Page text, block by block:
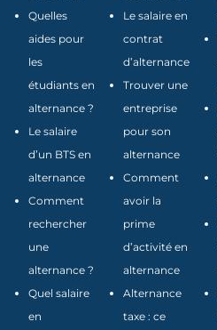
Quelles
aides pour
les
étudiants en
alternance ?
Le salaire
d’un BTS en
alternance
Comment
rechercher
une
alternance ?
Quel salaire
en
Le salaire en
contrat
d’alternance
Trouver une
entreprise
pour son
alternance
Comment
avoir la
prime
d’activité en
alternance
Alternance
taxe : ce